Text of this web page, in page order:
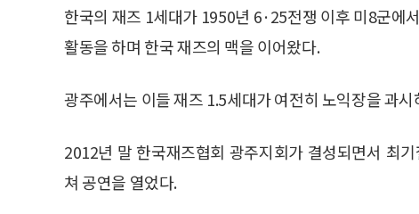
한국의 재즈 1세대가 1950년 6·25전쟁 이후 미8군에
활동을 하며 한국 재즈의 맥을 이어왔다.
광주에서는 이들 재즈 1.5세대가 여전히 노익장을 과
2012년 말 한국재즈협회 광주지회가 결성되면서 최
쳐 공연을 열었다.